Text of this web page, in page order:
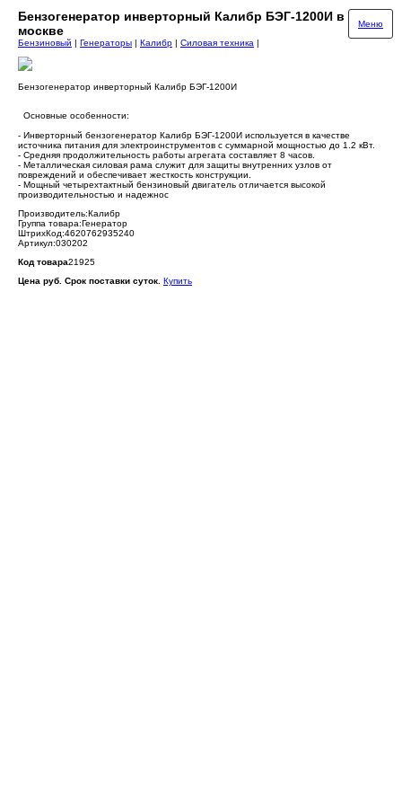
Бензогенератор инверторный Калибр БЭГ-1200И в
москве
Меню
Бензиновый | Генераторы | Калибр | Силовая техника |
Бензогенератор инверторный Калибр БЭГ-1200И
Основные особенности:
- Инверторный бензогенератор Калибр БЭГ-1200И используется в качестве
источника питания для электроинструментов с суммарной мощностью до 1.2 кВт.
- Средняя продолжительность работы агрегата составляет 8 часов.
- Металлическая силовая рама служит для защиты внутренних узлов от
повреждений и обеспечивает жесткость конструкции.
- Мощный четырехтактный бензиновый двигатель отличается высокой
производительностью и надежнос
Производитель:Калибр
Группа товара:Генератор
ШтрихКод:4620762935240
Артикул:030202
Код товара21925
Цена руб. Срок поставки суток. Купить